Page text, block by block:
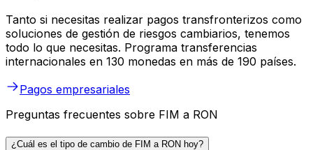
Tanto si necesitas realizar pagos transfronterizos como
soluciones de gestión de riesgos cambiarios, tenemos
todo lo que necesitas. Programa transferencias
internacionales en 130 monedas en más de 190 países.
Pagos empresariales
Preguntas frecuentes sobre FIM a RON
¿Cuál es el tipo de cambio de FIM a RON hoy?